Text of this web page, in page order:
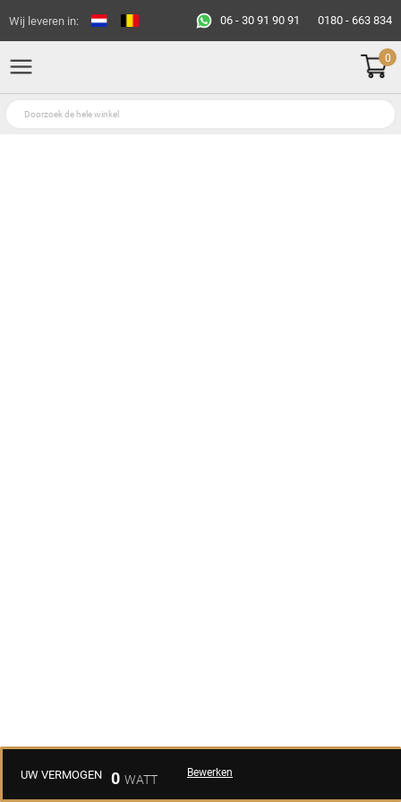
Wij leveren in: 06 - 30 91 90 91 0180 - 663 834
0
UW VERMOGEN 0 Bewerken